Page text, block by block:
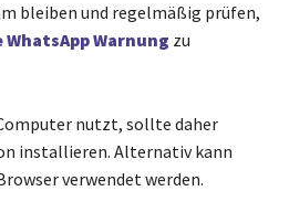
bleiben und regelmäßig prüfen,
Warnung zu
nutzt, sollte daher
installieren. Alternativ kann
verwendet werden.